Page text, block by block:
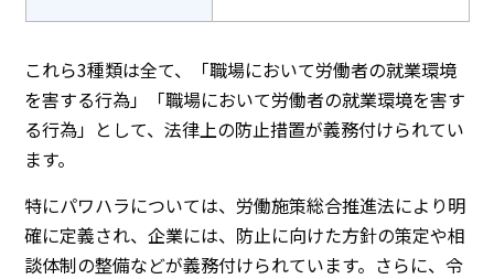
これら3種類は全て、「職場において労働者の就業環境
を害する行為」「職場において労働者の就業環境を害す
る行為」として、法律上の防止措置が義務付けられてい
ます。
特にパワハラについては、労働施策総合推進法により明
確に定義され、企業には、防止に向けた方針の策定や相
談体制の整備などが義務付けられています。さらに、令